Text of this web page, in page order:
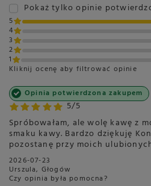
Przeznaczenie
Pokaż tylko opinie
5
4
3
2
1
Kliknij ocenę aby filtrować opinie
5/5
Opinia potwierdzona zakupem
Spróbowałam, ale wolę kawę z
smaku kawy. Bardzo dziękuję
pozostanę przy moich
2026-07-23
Urszula, Głogów
Czy opinia była pomocna?